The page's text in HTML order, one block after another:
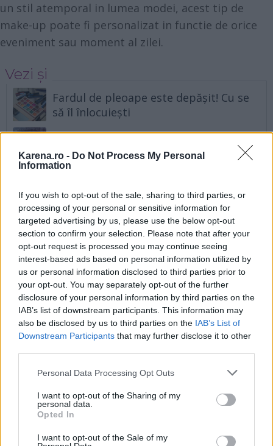
Karena.ro - Do Not Process My Personal
Information
If you wish to opt-out of the sale, sharing to third parties, or
processing of your personal or sensitive information for
targeted advertising by us, please use the below opt-out
section to confirm your selection. Please note that after your
opt-out request is processed you may continue seeing
interest-based ads based on personal information utilized by
us or personal information disclosed to third parties prior to
your opt-out. You may separately opt-out of the further
disclosure of your personal information by third parties on the
IAB’s list of downstream participants. This information may
also be disclosed by us to third parties on the IAB’s List of
Downstream Participants that may further disclose it to other
Please note that this website/app uses one or more Google
not limited to your visit or usage behaviour. You may click to
grant or deny consent to Google and its third-party tags to
use your data for below specified purposes in below Google
consent section.
Personal Data Processing Opt Outs
I want to opt-out of the Sharing of my
personal data.
Opted In
I want to opt-out of the Sale of my
un stil atemporal in lumea modei, acest tip de
make-up poate fi personalizat in functie de orice
eveniment sau moment al zilei.
Vezi și
Fardul de pleoape este depășit! Cu se
să îl înlocuiești
Ce inseamnă daca ai ochii roșii în poze
pregătirea pentru marea zi
Tehnica este cea mai importanta parte a intregului
proces, deoarece nu se rezuma la folosirea unei
nuante de negru pe toata suprafata pleoapei
mobile. Din contra, culorile, produsele si miscarile
de blending functioneaza in tandem.
Culorile inchise dau tonul pentru un look dramatic,
nevoie de un creion retractabil kohl, un tus negru si
pensula tip smudger.
Daca simti ca machiajului ii lipseste doza de
indrazneala, un pic de glitter sau fard sclipitor fixat